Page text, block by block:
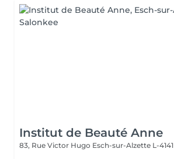
Institut de Beauté Anne
83, Rue Victor Hugo Esch-sur-Alzette L-4141